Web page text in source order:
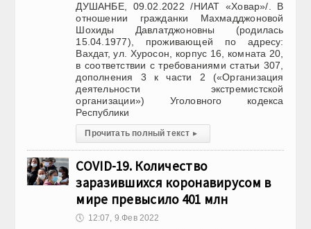
ДУШАНБЕ, 09.02.2022 /НИАТ «Ховар»/. В
отношении гражданки Махмадджоновой
Шохиды Давлатджоновны (родилась
15.04.1977), проживающей по адресу:
Вахдат, ул. Хуросон, корпус 16, комната 20,
в соответствии с требованиями статьи 307,
дополнения 3 к части 2 («Организация
деятельности экстремистской
организации») Уголовного кодекса
Республики
Прочитать полный текст ▸
COVID-19. Количество
заразившихся коронавирусом в
мире превысило 401 млн
🕔 12:07, 9.Фев 2022